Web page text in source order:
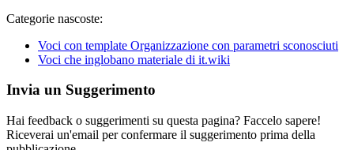
Categorie nascoste:
Voci con template Organizzazione con parametri sconosciuti
Voci che inglobano materiale di it.wiki
Invia un Suggerimento
Hai feedback o suggerimenti su questa pagina? Faccelo sapere!
Riceverai un'email per confermare il suggerimento prima della